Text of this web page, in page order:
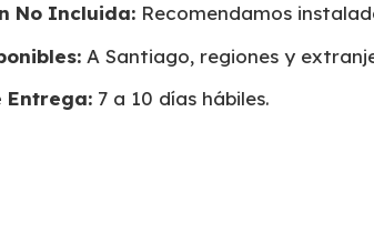
No Incluida: Recomendamos
A Santiago, regiones y
Entrega: 7 a 10 días hábiles.